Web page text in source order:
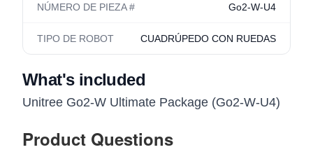
NÚMERO DE PIEZA # Go2-W-U4
TIPO DE ROBOT CUADRÚPEDO CON RUEDAS
What's included
Unitree Go2-W Ultimate Package (Go2-W-U4)
Product Questions